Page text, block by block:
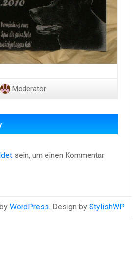
Moderator
sein, um einen Kommentar
WordPress. Design by StylishWP